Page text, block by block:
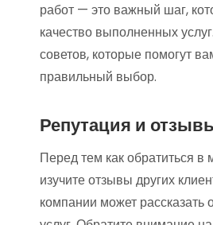
работ — это важный шаг,
качество выполненных
советов, которые помогут
правильный выбор.
Репутация и
Перед тем как обратиться в
изучите отзывы других
компании может рассказать